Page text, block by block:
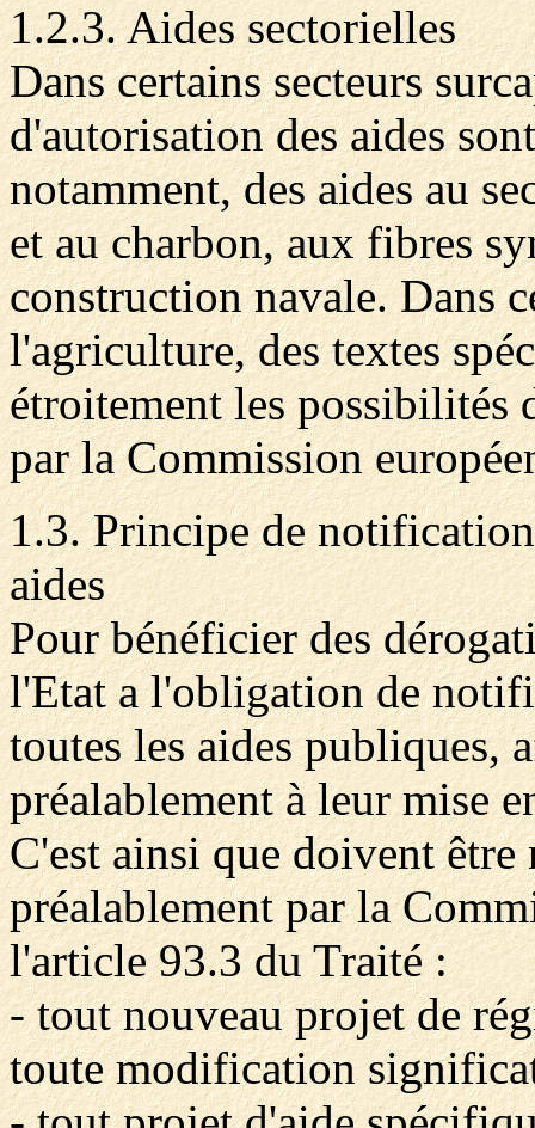
1.2.3. Aides sectorielles
Dans certains secteurs
d'autorisation des aides
notamment, des aides au
et au charbon, aux fibres
construction navale. Dans
l'agriculture, des textes
étroitement les possibilités
par la Commission
1.3. Principe de
aides
Pour bénéficier des
l'Etat a l'obligation de
toutes les aides publiques,
préalablement à leur mise
C'est ainsi que doivent
préalablement par la
l'article 93.3 du Traité :
- tout nouveau projet de
toute modification